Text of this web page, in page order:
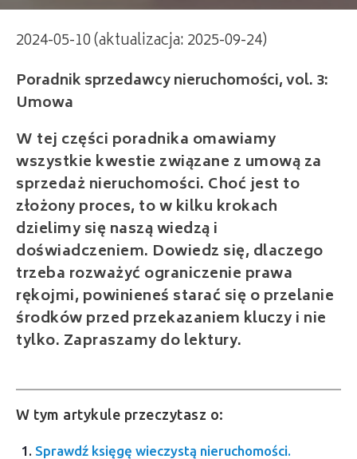
2024-05-10 (aktualizacja: 2025-09-24)
Poradnik sprzedawcy nieruchomości, vol. 3:
W tej części poradnika omawiamy
wszystkie kwestie związane z umową za
sprzedaż nieruchomości. Choć jest to
złożony proces, to w kilku krokach
dzielimy się naszą wiedzą i
doświadczeniem. Dowiedz się, dlaczego
trzeba rozważyć ograniczenie prawa
rękojmi, powinieneś starać się o przelanie
środków przed przekazaniem kluczy i nie
tylko. Zapraszamy do lektury.
W tym artykule przeczytasz o:
Sprawdź księgę wieczystą nieruchomości.